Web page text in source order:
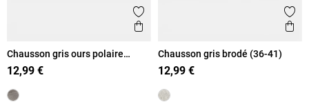
Ajouter aux favoris
Aperçu rapide
Chausson gris ours polaire
femme (36-41)
12,99 €
Chausson gris brodé (36-41)
12,99 €